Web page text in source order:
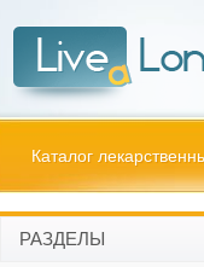
Каталог
РАЗДЕЛЫ